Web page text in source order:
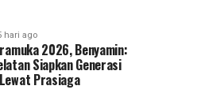
hari ago
2026, Benyamin:
Siapkan Generasi
Prasiaga